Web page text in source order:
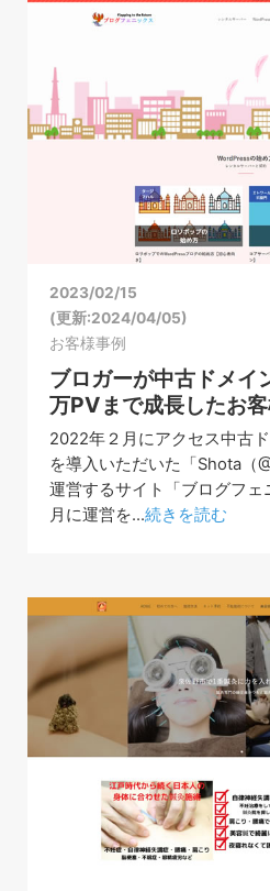
2023/02/15
(更新:2024/04/05)
お客様事例
ブロガーが中古ドメイ
万PVまで成長したお
2022年２月にアクセス中古
を導入いただいた「Shota（
運営するサイト「ブログフェ
月に運営を...続きを読む